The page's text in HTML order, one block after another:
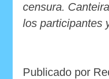
censura.
los participantes
Publicado por